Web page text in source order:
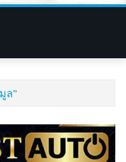
ล"